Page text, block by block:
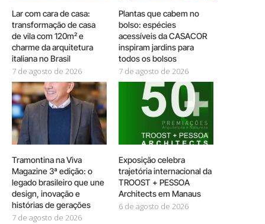
Lar com cara de casa:
transformação de casa
de vila com 120m² e
charme da arquitetura
italiana no Brasil
7 de agosto de 2026
Plantas que cabem no
bolso: espécies
acessíveis da CASACOR
inspiram jardins para
todos os bolsos
7 de agosto de 2026
Tramontina na Viva
Magazine 3ª edição: o
legado brasileiro que une
design, inovação e
histórias de gerações
7 de agosto de 2026
Exposição celebra
trajetória internacional da
TROOST + PESSOA
Architects em Manaus
6 de agosto de 2026